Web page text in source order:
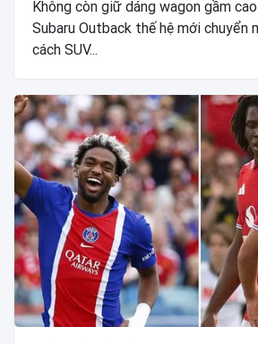
Không còn giữ dáng wagon gầm
Subaru Outback thế hệ mới chuyển
cách SUV...